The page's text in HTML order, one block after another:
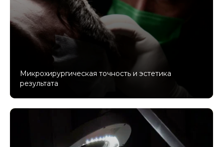
Микрохирургическая точность и эстетика
результата